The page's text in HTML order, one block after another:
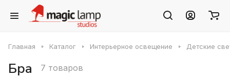
Главная Каталог Интерьерное освещение Детские
Бра 7 товаров